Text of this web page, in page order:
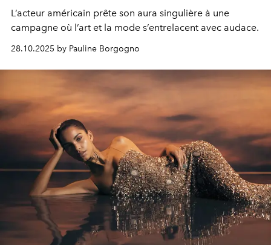
L’acteur américain prête son aura singulière à une
campagne où l’art et la mode s’entrelacent avec audace.
28.10.2025 by Pauline Borgogno